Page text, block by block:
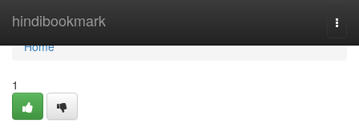
hindibookmark
Home
Home
1